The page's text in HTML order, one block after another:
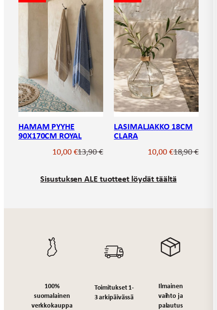
HAMAM PYYHE
90X170CM ROYAL
13,90€Alkuperäinen
13,90 €.
10,00€
Nykyinen
10,00 €.
LASIMALJAKKO 18CM
CLARA
18,90€
10,00€
Sisustuksen ALE tuotteet löydät täältä
100%
suomalainen
verkkokauppa
Toimitukset 1-
3 arkipäivässä
Ilmainen
vaihto ja
palautus